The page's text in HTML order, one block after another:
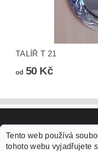
TALÍŘ T 21
od 50 Kč
Tento web používá
tohoto webu vyjadřujete